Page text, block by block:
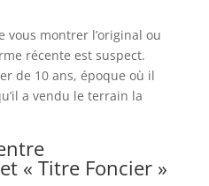
vous montrer l’original ou
récente est suspect.
de 10 ans, époque où il
a vendu le terrain la
« Titre Foncier »